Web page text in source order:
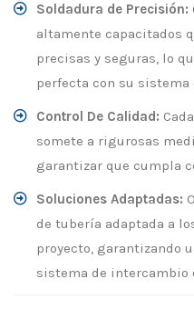
Soldadura de Precisión:
altamente capacitados
precisas y seguras, lo
perfecta con su
Control De Calidad:
somete a rigurosas
garantizar que cumpla
Soluciones Adaptadas:
de tubería adaptada a
proyecto, garantizando
sistema de intercambio